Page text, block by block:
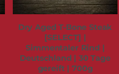
Dry Aged T-Bone Steak
[SELECT] |
Simmentaler Rind |
Deutschland | 30 Tage
gereift | 700g